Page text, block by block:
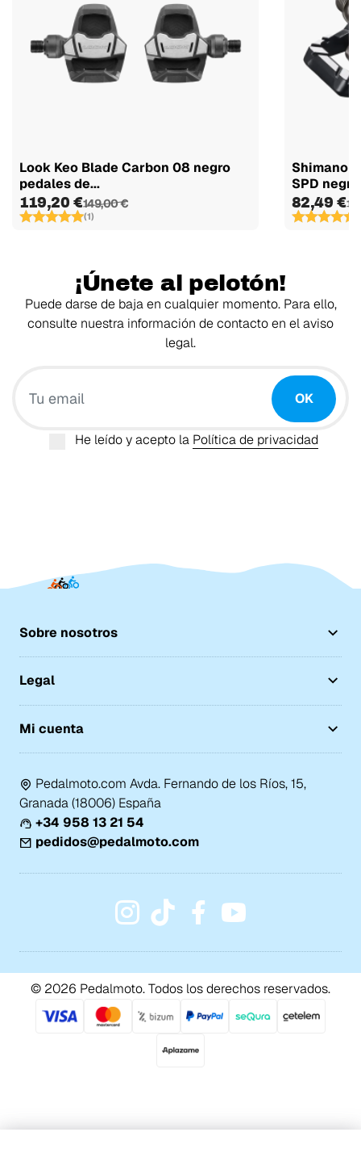
Look Keo Blade Carbon 08 negro
pedales de...
119,20 €149,00 €
(1)
Shimano
SPD
82,49 €
¡Únete al pelotón!
Puede darse de baja en cualquier momento. Para ello,
consulte nuestra información de contacto en el aviso
legal.
OK
He leído y acepto la Política de privacidad
Sobre nosotros
Legal
Mi cuenta
Pedalmoto.com Avda. Fernando de los Ríos, 15,
Granada (18006) España
+34 958 13 21 54
pedidos@pedalmoto.com
© 2026 Pedalmoto. Todos los derechos reservados.